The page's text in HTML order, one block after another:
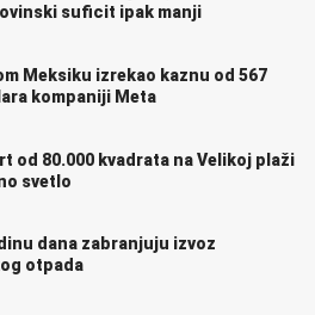
suficit ipak manji
Meksiku izrekao kaznu od 567
kompaniji Meta
od 80.000 kvadrata na Velikoj plaži
svetlo
dana zabranjuju izvoz
otpada